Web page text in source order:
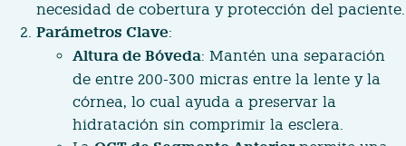
necesidad de cobertura y protección del paciente.
Parámetros Clave:
Altura de Bóveda: Mantén una separación
de entre 200-300 micras entre la lente y la
córnea, lo cual ayuda a preservar la
hidratación sin comprimir la esclera.